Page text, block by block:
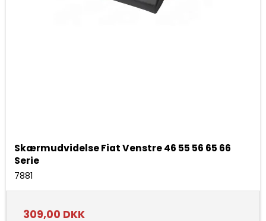
Skærmudvidelse Fiat Venstre 46 55 56 65 66
Serie
7881
309,00 DKK